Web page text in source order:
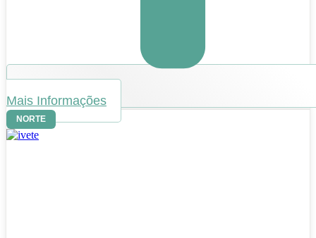
Mais Informações
NORTE